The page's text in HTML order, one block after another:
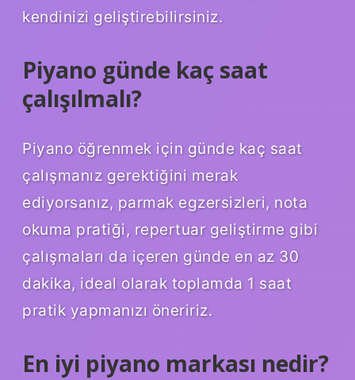
kendinizi geliştirebilirsiniz.
Piyano günde kaç saat
çalışılmalı?
Piyano öğrenmek için günde kaç saat
çalışmanız gerektiğini merak
ediyorsanız, parmak egzersizleri, nota
okuma pratiği, repertuar geliştirme gibi
çalışmaları da içeren günde en az 30
dakika, ideal olarak toplamda 1 saat
pratik yapmanızı öneririz.
En iyi piyano markası nedir?